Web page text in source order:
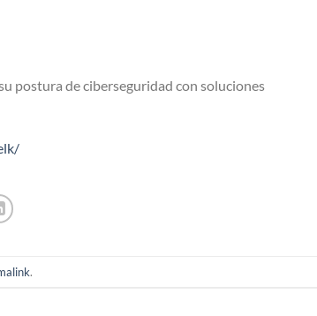
postura de ciberseguridad con soluciones
.